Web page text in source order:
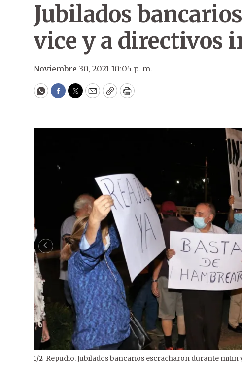
Jubilados
vice y a directivos
Noviembre 30, 2021 10:05 p. m.
WhatsApp
Facebook
Twitter
EmailCopyPrint
1/2 Repudio. Jubilados bancarios escracharon durante